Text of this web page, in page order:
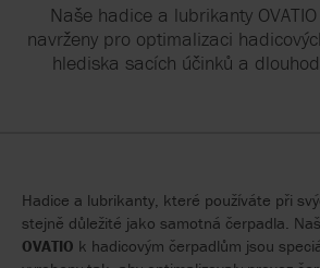
Naše hadice a lubrikanty
navrženy pro optimalizaci
hlediska sacích účinků a
Hadice a lubrikanty, které používáte při
stejně důležité jako samotná čerpadla.
OVATIO k hadicovým čerpadlům jsou